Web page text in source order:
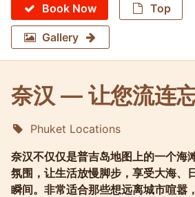
Book Now Top
Gallery
奈汉 — 让您流连
Phuket Locations
奈汉不仅仅是普吉岛地图上的一个海
氛围，让生活放慢脚步，享受大海、
瞬间。非常适合那些想远离城市喧嚣